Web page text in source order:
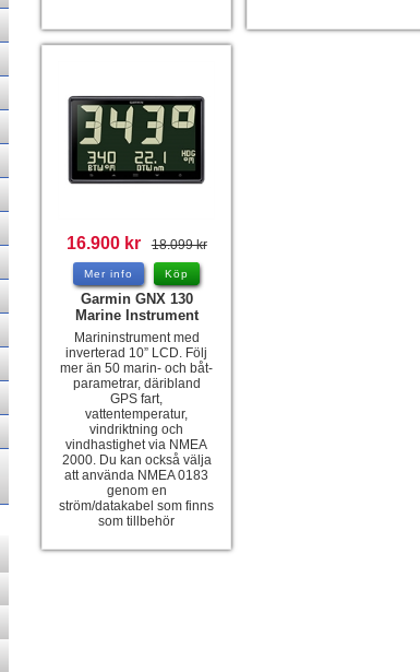
16.900 kr 18.099 kr
Mer info Köp
Garmin GNX 130
Marine Instrument
Marininstrument med
inverterad 10” LCD. Följ
mer än 50 marin- och båt-
parametrar, däribland
GPS fart,
vattentemperatur,
vindriktning och
vindhastighet via NMEA
2000. Du kan också välja
att använda NMEA 0183
genom en
ström/datakabel som finns
som tillbehör